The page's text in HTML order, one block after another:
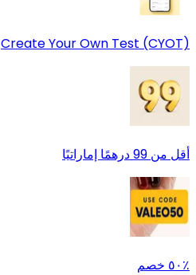
Create Your Own Test (CYOT)
أقل من 99 درهمًا إماراتيًا
٪٥٠ خصم